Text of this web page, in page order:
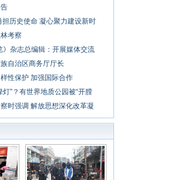
担历史使命 凝心聚力建设新时
义壮美广西
考察
》杂志总编辑：开展媒体交流
作故事
自治区商务厅厅长
性保护 加强国际合作
灯”？有世界地质公园被“开膛
时强调 解放思想深化改革凝
建设新时代中国特色社会主义